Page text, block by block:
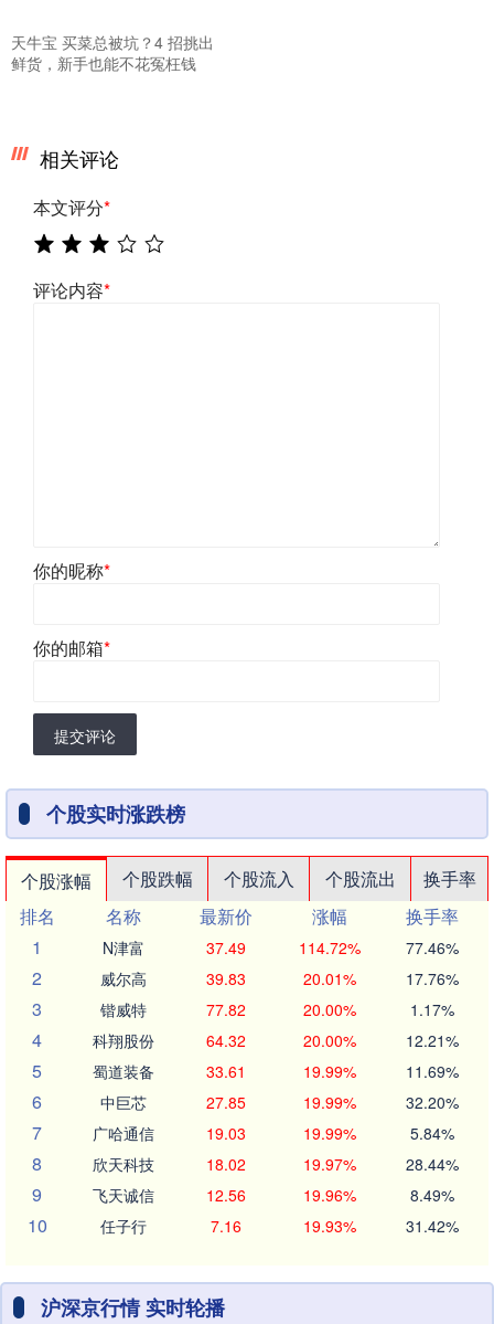
天牛宝 买菜总被坑？4 招挑出
鲜货，新手也能不花冤枉钱
相关评论
本文评分*
评论内容*
你的昵称*
你的邮箱*
提交评论
个股实时涨跌榜
个股涨幅 个股跌幅 个股流入 个股流出
换手率
排名
名称 最新价 涨幅
换手率
1
N津富 37.49 114.72% 77.46%
2 威尔高 39.83 20.01% 17.76%
3 锴威特 77.82 20.00% 1.17%
4 科翔股份 64.32 20.00% 12.21%
5 蜀道装备 33.61 19.99% 11.69%
6 中巨芯 27.85 19.99% 32.20%
7 广哈通信 19.03 19.99% 5.84%
8 欣天科技 18.02 19.97% 28.44%
9 飞天诚信 12.56 19.96% 8.49%
10 任子行 7.16 19.93% 31.42%
沪深京行情 实时轮播